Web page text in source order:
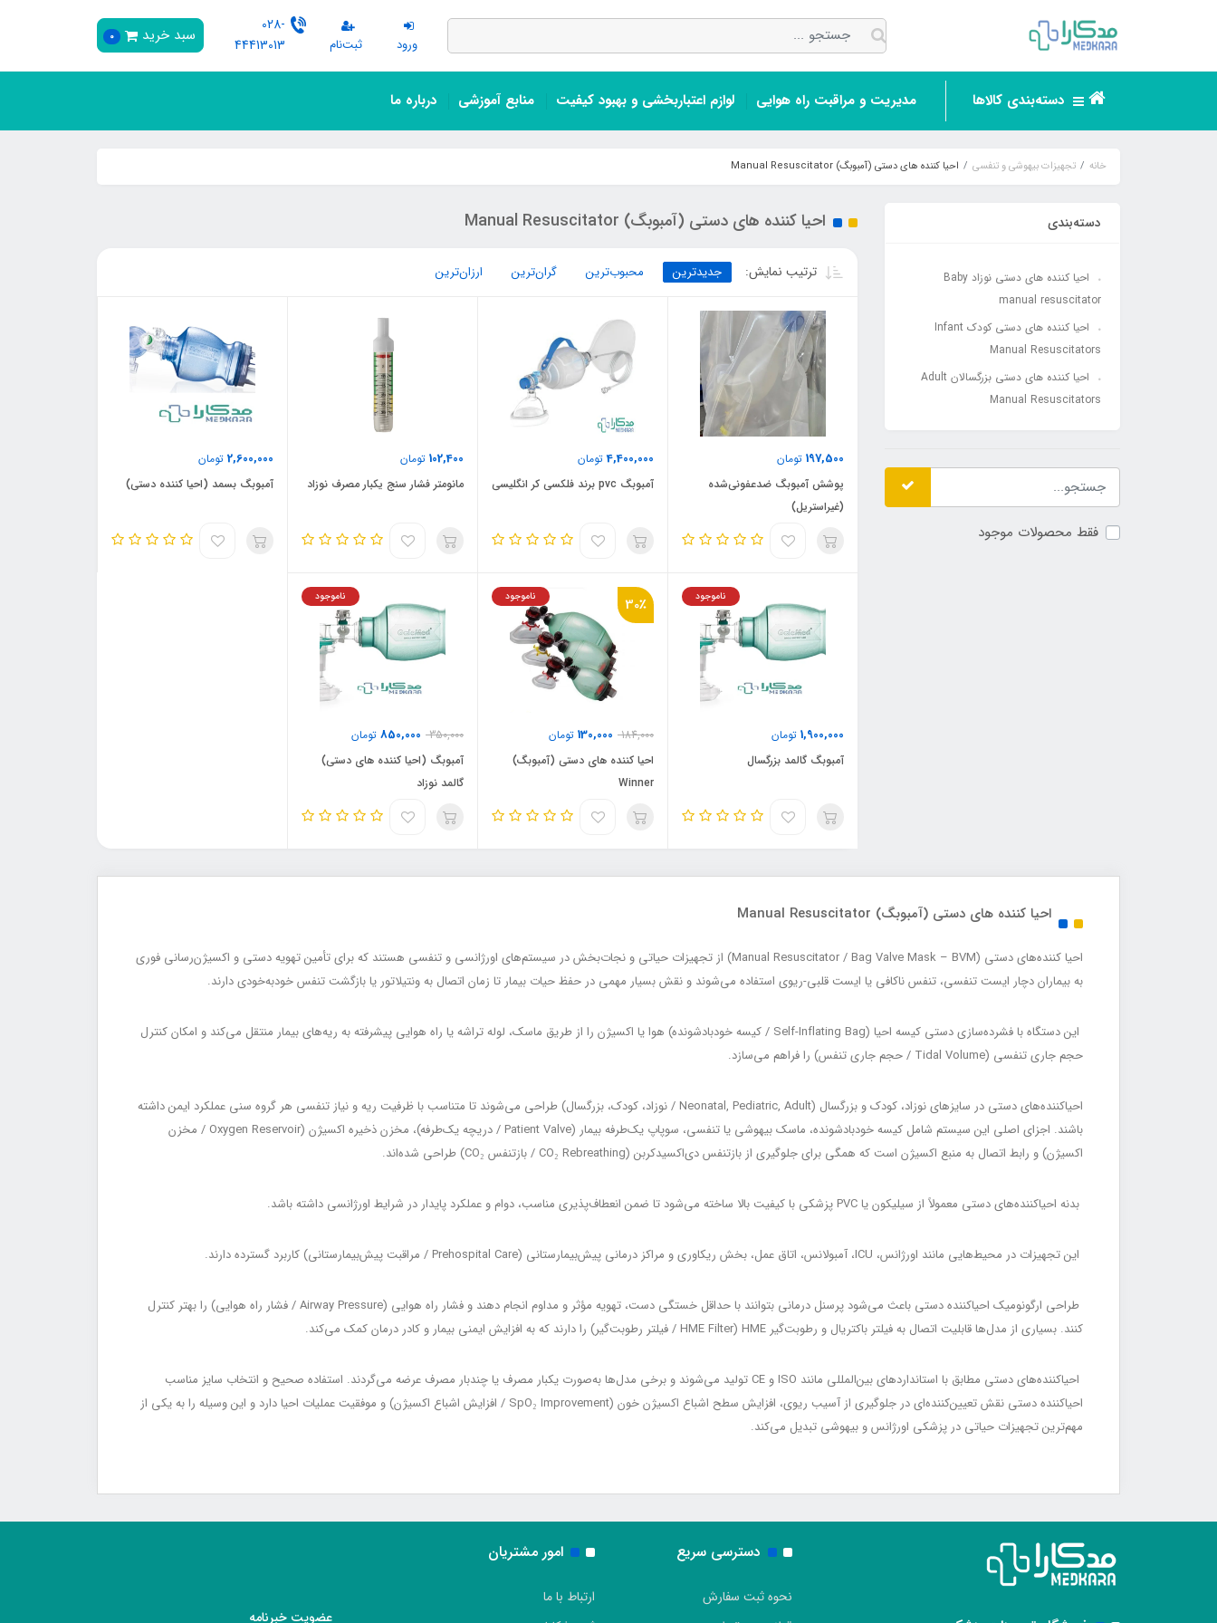
ورود ثبت‌نام
028-
44413013
سبد خرید 0
دسته‌بندی کالاها مدیریت و مراقبت راه هوایی لوازم اعتباربخشی و بهبود کیفیت منابع آموزشی درباره ما
خانه تجهیزات بیهوشی و تنفسی احیا کننده های دستی (آمبوبگ) Manual Resuscitator
دسته‌بندی
احیا کننده های دستی نوزاد Baby
manual resuscitator
احیا کننده های دستی کودک Infant
Manual Resuscitators
احیا کننده های دستی بزرگسالان Adult
Manual Resuscitators
فقط محصولات موجود
احیا کننده های دستی (آمبوبگ) Manual Resuscitator
ترتیب نمایش: جدیدترین محبوب‌ترین گران‌ترین ارزان‌ترین
197,500 تومان
پوشش آمبوبگ ضدعفونی‌شده
(غیراستریل)
4,400,000تومان
آمبوبگ pvc برند فلکسی کر انگلیسی
102,400 تومان
مانومتر فشار سنج یکبار مصرف نوزاد
2,600,000 تومان
آمبوبگ بسمد (احیا کننده دستی)
1,900,000 تومان
ناموجود
آمبوبگ گالمد بزرگسال
30٪
184,000
130,000 تومان
ناموجود
احیا کننده های دستی (آمبوبگ)
Winner
350,000
850,000 تومان
ناموجود
آمبوبگ (احیا کننده های دستی)
گالمد نوزاد
احیا کننده های دستی (آمبوبگ) Manual Resuscitator
احیا کننده‌های دستی (Manual Resuscitator / Bag Valve Mask – BVM) از تجهیزات حیاتی و نجات‌بخش در سیستم‌های اورژانسی و تنفسی هستند که برای تأمین تهویه دستی و اکسیژن‌رسانی فوری
به بیماران دچار ایست تنفسی، تنفس ناکافی یا ایست قلبی-ریوی استفاده می‌شوند و نقش بسیار مهمی در حفظ حیات بیمار تا زمان اتصال به ونتیلاتور یا بازگشت تنفس خودبه‌خودی دارند.
این دستگاه با فشرده‌سازی دستی کیسه احیا (Self-Inflating Bag / کیسه خودبادشونده) هوا یا اکسیژن را از طریق ماسک، لوله تراشه یا راه هوایی پیشرفته به ریه‌های بیمار منتقل می‌کند و امکان کنترل
حجم جاری تنفسی (Tidal Volume / حجم جاری تنفس) را فراهم می‌سازد.
احیاکننده‌های دستی در سایزهای نوزاد، کودک و بزرگسال (Neonatal, Pediatric, Adult / نوزاد، کودک، بزرگسال) طراحی می‌شوند تا متناسب با ظرفیت ریه و نیاز تنفسی هر گروه سنی عملکرد ایمن داشته
باشند. اجزای اصلی این سیستم شامل کیسه خودبادشونده، ماسک بیهوشی یا تنفسی، سوپاپ یک‌طرفه بیمار (Patient Valve / دریچه یک‌طرفه)، مخزن ذخیره اکسیژن (Oxygen Reservoir / مخزن
اکسیژن) و رابط اتصال به منبع اکسیژن است که همگی برای جلوگیری از بازتنفس دی‌اکسیدکربن (CO₂ Rebreathing / بازتنفس CO₂) طراحی شده‌اند.
بدنه احیاکننده‌های دستی معمولاً از سیلیکون یا PVC پزشکی با کیفیت بالا ساخته می‌شود تا ضمن انعطاف‌پذیری مناسب، دوام و عملکرد پایدار در شرایط اورژانسی داشته باشد.
این تجهیزات در محیط‌هایی مانند اورژانس، ICU، آمبولانس، اتاق عمل، بخش ریکاوری و مراکز درمانی پیش‌بیمارستانی (Prehospital Care / مراقبت پیش‌بیمارستانی) کاربرد گسترده دارند.
طراحی ارگونومیک احیاکننده دستی باعث می‌شود پرسنل درمانی بتوانند با حداقل خستگی دست، تهویه مؤثر و مداوم انجام دهند و فشار راه هوایی (Airway Pressure / فشار راه هوایی) را بهتر کنترل
کنند. بسیاری از مدل‌ها قابلیت اتصال به فیلتر باکتریال و رطوبت‌گیر HME (HME Filter / فیلتر رطوبت‌گیر) را دارند که به افزایش ایمنی بیمار و کادر درمان کمک می‌کند.
احیاکننده‌های دستی مطابق با استانداردهای بین‌المللی مانند ISO و CE تولید می‌شوند و برخی مدل‌ها به‌صورت یکبار مصرف یا چندبار مصرف عرضه می‌گردند. استفاده صحیح و انتخاب سایز مناسب
احیاکننده دستی نقش تعیین‌کننده‌ای در جلوگیری از آسیب ریوی، افزایش سطح اشباع اکسیژن خون (SpO₂ Improvement / افزایش اشباع اکسیژن) و موفقیت عملیات احیا دارد و این وسیله را به یکی از
مهم‌ترین تجهیزات حیاتی در پزشکی اورژانس و بیهوشی تبدیل می‌کند.
دسترسی سریع
نحوه ثبت سفارش
امور مشتریان
ارتباط با ما
عضویت خبرنامه